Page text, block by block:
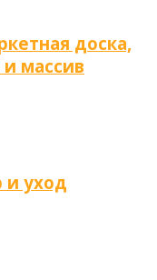
доска,
массив
и уход